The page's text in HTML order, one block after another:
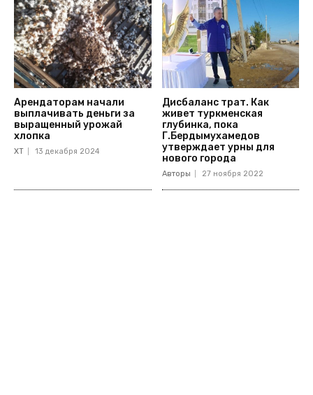
Арендаторам начали
выплачивать деньги за
выращенный урожай
хлопка
ХТ 13 декабря 2024
Дисбаланс трат. Как
живет туркменская
глубинка, пока
Г.Бердымухамедов
утверждает урны для
нового города
Авторы 27 ноября 2022